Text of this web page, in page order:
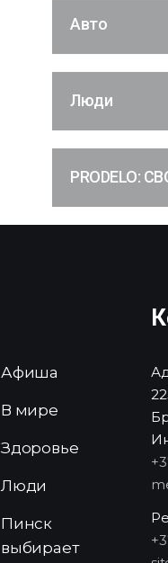
Авто
Люди
PRODELO:
Афиша
В мире
Здоровье
Люди
Пинск
выбирает